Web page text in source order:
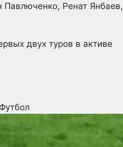
Павлюченко, Ренат Янбаев,
двух туров в активе
Футбол